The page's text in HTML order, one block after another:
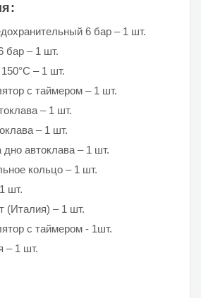
6 бар – 1 шт.
бар – 1 шт.
– 1 шт.
с таймером – 1 шт.
– 1 шт.
– 1 шт.
дно автоклава – 1 шт.
кольцо – 1 шт.
шт.
(Италия) – 1 шт.
с таймером - 1шт.
– 1 шт.